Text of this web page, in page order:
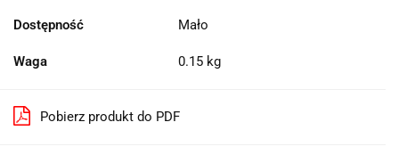
Dostępność Mało
Waga 0.15 kg
Pobierz produkt do PDF